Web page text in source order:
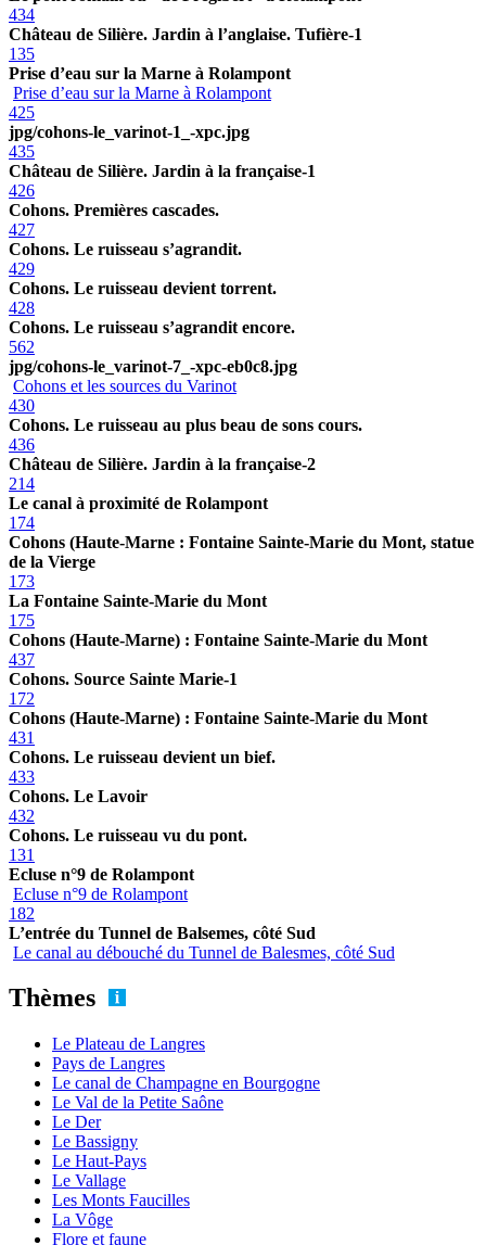
434
Château de Silière. Jardin à l’anglaise. Tufière-1
135
Prise d’eau sur la Marne à Rolampont
Prise d’eau sur la Marne à Rolampont
425
jpg/cohons-le_varinot-1_-xpc.jpg
435
Château de Silière. Jardin à la française-1
426
Cohons. Premières cascades.
427
Cohons. Le ruisseau s’agrandit.
429
Cohons. Le ruisseau devient torrent.
428
Cohons. Le ruisseau s’agrandit encore.
562
jpg/cohons-le_varinot-7_-xpc-eb0c8.jpg
Cohons et les sources du Varinot
430
Cohons. Le ruisseau au plus beau de sons cours.
436
Château de Silière. Jardin à la française-2
214
Le canal à proximité de Rolampont
174
Cohons (Haute-Marne : Fontaine Sainte-Marie du Mont, statue
de la Vierge
173
La Fontaine Sainte-Marie du Mont
175
Cohons (Haute-Marne) : Fontaine Sainte-Marie du Mont
437
Cohons. Source Sainte Marie-1
172
Cohons (Haute-Marne) : Fontaine Sainte-Marie du Mont
431
Cohons. Le ruisseau devient un bief.
433
Cohons. Le Lavoir
432
Cohons. Le ruisseau vu du pont.
131
Ecluse n°9 de Rolampont
Ecluse n°9 de Rolampont
182
L’entrée du Tunnel de Balsemes, côté Sud
Le canal au débouché du Tunnel de Balesmes, côté Sud
Thèmes
Le Plateau de Langres
Pays de Langres
Le canal de Champagne en Bourgogne
Le Val de la Petite Saône
Le Der
Le Bassigny
Le Haut-Pays
Le Vallage
Les Monts Faucilles
La Vôge
Flore et faune